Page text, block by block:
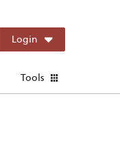
Login
Tools